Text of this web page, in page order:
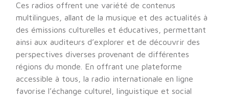
Ces radios offrent une variété de contenus
multilingues, allant de la musique et des actualités à
des émissions culturelles et éducatives, permettant
ainsi aux auditeurs d’explorer et de découvrir des
perspectives diverses provenant de différentes
régions du monde. En offrant une plateforme
accessible à tous, la radio internationale en ligne
favorise l’échange culturel, linguistique et social